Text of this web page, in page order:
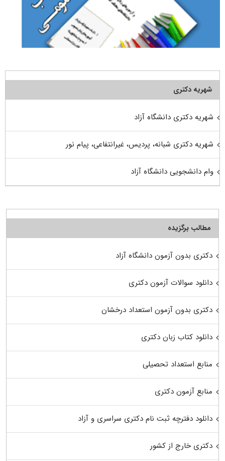
شهریه دکتری
شهریه دکتری دانشگاه آزاد
شهریه دکتری شبانه، پردیس، غیرانتفاعی، پیام نور
وام دانشجویی دانشگاه آزاد
مطالب برگزیده
دکتری بدون آزمون دانشگاه آزاد
دانلود سوالات آزمون دکتری
دکتری بدون آزمون استعداد درخشان
دانلود کتاب زبان دکتری
منابع استعداد تحصیلی
منابع آزمون دکتری
دانلود دفترچه ثبت نام دکتری سراسری و آزاد
دکتری خارج از کشور